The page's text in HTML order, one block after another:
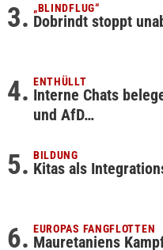
„BLINDFLUG“
Dobrindt stoppt
ENTHÜLLT
Interne Chats
und AfD…
BILDUNG
Kitas als
EUROPAS FANGFLOTTEN
Mauretaniens